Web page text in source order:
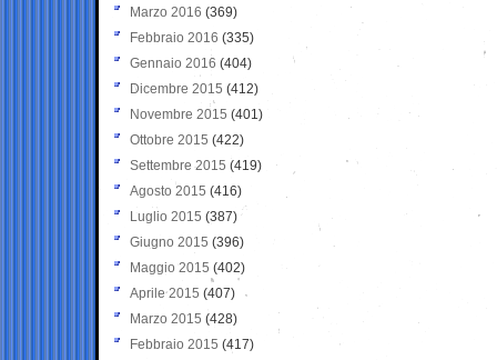
Marzo 2016 (369)
Febbraio 2016 (335)
Gennaio 2016 (404)
Dicembre 2015 (412)
Novembre 2015 (401)
Ottobre 2015 (422)
Settembre 2015 (419)
Agosto 2015 (416)
Luglio 2015 (387)
Giugno 2015 (396)
Maggio 2015 (402)
Aprile 2015 (407)
Marzo 2015 (428)
Febbraio 2015 (417)